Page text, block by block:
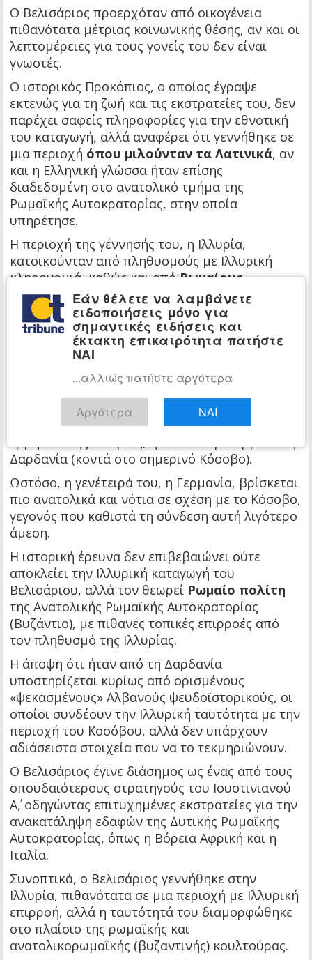
Ο Βελισάριος προερχόταν από οικογένεια
πιθανότατα μέτριας κοινωνικής θέσης, αν και οι
λεπτομέρειες για τους γονείς του δεν είναι
γνωστές.
Ο ιστορικός Προκόπιος, ο οποίος έγραψε
εκτενώς για τη ζωή και τις εκστρατείες του, δεν
παρέχει σαφείς πληροφορίες για την εθνοτική
του καταγωγή, αλλά αναφέρει ότι γεννήθηκε σε
μια περιοχή όπου μιλούνταν τα Λατινικά, αν
και η Ελληνική γλώσσα ήταν επίσης
διαδεδομένη στο ανατολικό τμήμα της
Ρωμαϊκής Αυτοκρατορίας, στην οποία
υπηρέτησε.
Η περιοχή της γέννησής του, η Ιλλυρία,
κατοικούνταν από πληθυσμούς με Ιλλυρική
κληρονομιά, καθώς και απόΡωμαίους
αποίκους και άλλες βαλκανικές εθνοτήτες.
Αυτό έχει οδηγήσει ορισμένους μωροεθνικιστές
μελετητές να υποθέσουν ότι ο Βελισάριος είχε
Ιλλυρικές ρίζες.
Η θεωρία ότι ήταν «Ιλλυριός από τη Δαρδανία,
δημοσίευμα της εφημερίδας «Πανόραμα»,
συνδέεται με την ευρύτερη γεωγραφική
Δαρδανία (κοντά στο σημερινό Κόσοβο).
Ωστόσο, η γενέτειρά του, η Γερμανία, βρίσκεται
πιο ανατολικά και νότια σε σχέση με το Κόσοβο,
γεγονός που καθιστά τη σύνδεση αυτή λιγότερο
άμεση.
Η ιστορική έρευνα δεν επιβεβαιώνει ούτε
αποκλείει την Ιλλυρική καταγωγή του
Βελισάριου, αλλά τον θεωρεί Ρωμαίο πολίτη
της Ανατολικής Ρωμαϊκής Αυτοκρατορίας
(Βυζάντιο), με πιθανές τοπικές επιρροές από
τον πληθυσμό της Ιλλυρίας.
Η άποψη ότι ήταν από τη Δαρδανία
υποστηρίζεται κυρίως από ορισμένους
«ψεκασμένους» Αλβανούς ψευδοϊστορικούς, οι
οποίοι συνδέουν την Ιλλυρική ταυτότητα με την
περιοχή του Κοσόβου, αλλά δεν υπάρχουν
αδιάσειστα στοιχεία που να το τεκμηριώνουν.
Ο Βελισάριος έγινε διάσημος ως ένας από τους
σπουδαιότερους στρατηγούς του Ιουστινιανού
Α΄, οδηγώντας επιτυχημένες εκστρατείες για την
ανακατάληψη εδαφών της Δυτικής Ρωμαϊκής
Αυτοκρατορίας, όπως η Βόρεια Αφρική και η
Ιταλία.
Συνοπτικά, ο Βελισάριος γεννήθηκε στην
Ιλλυρία, πιθανότατα σε μια περιοχή με Ιλλυρική
επιρροή, αλλά η ταυτότητά του διαμορφώθηκε
στο πλαίσιο της ρωμαϊκής και
ανατολικορωμαϊκής (βυζαντινής) κουλτούρας.
Εάν θέλετε να λαμβάνετε
ειδοποιήσεις μόνο για
σημαντικές ειδήσεις και
έκτακτη επικαιρότητα πατήστε
ΝΑΙ
...αλλιώς πατήστε αργότερα
Αργότερα ΝΑΙ